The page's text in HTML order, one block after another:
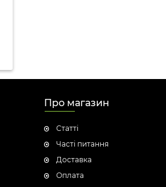
Про магазин
Статті
Часті питання
Доставка
Оплата